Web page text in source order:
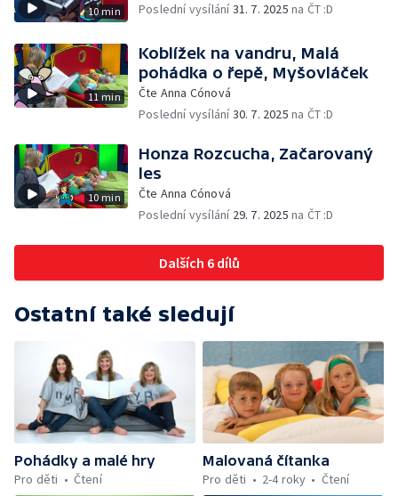
10 min
Poslední vysílání31. 7. 2025 na ČT :D
11 min
Koblížek na vandru, Malá
pohádka o řepě, Myšovláček
Čte Anna Cónová
Poslední vysílání30. 7. 2025 na ČT :D
10 min
Honza Rozcucha, Začarovaný
les
Čte Anna Cónová
Poslední vysílání 29. 7. 2025 na ČT :D
Dalších 6 dílů
Ostatní také sledují
Pohádky a malé hry
Pro děti
Čtení
Malovaná čítanka
Pro děti
2-4 roky Čtení